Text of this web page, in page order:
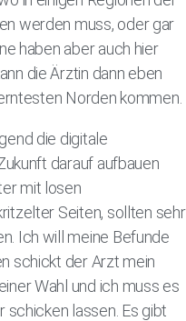
werden muss, oder gar
haben aber auch hier
die Ärztin dann eben
Norden kommen.
die digitale
darauf aufbauen
mit losen
Seiten, sollten sehr
Ich will meine Befunde
schickt der Arzt mein
Wahl und ich muss es
schicken lassen. Es gibt